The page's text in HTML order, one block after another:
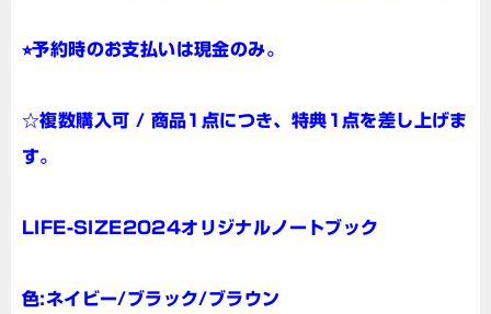
⭐︎予約時のお支払いは現金のみ。
☆複数購入可 / 商品1点につき、特典1点を差し上げま
す。
LIFE-SIZE2024オリジナルノートブック
色:ネイビー/ブラック/ブラウン